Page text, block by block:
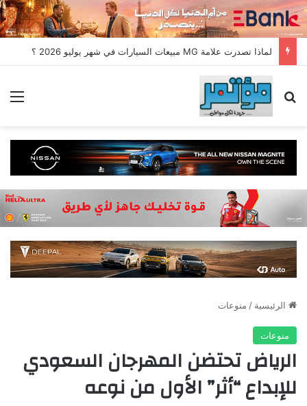
لماذا تصدرت علامة MG مبيعات السيارات في شهر يوليو 2026 ؟
بحث عن
الرئيسية / منوعات
منوعات
الرياض تحتضن المهرجان السعودي
للإبداع “أثر” الأول من نوعه